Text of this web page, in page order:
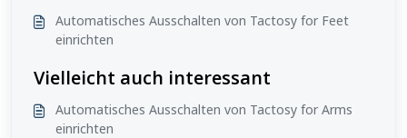
Automatisches Ausschalten von Tactosy for Feet
einrichten
Vielleicht auch interessant
Automatisches Ausschalten von Tactosy for Arms
einrichten